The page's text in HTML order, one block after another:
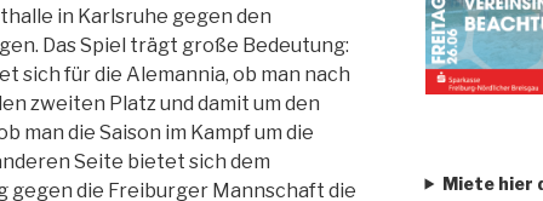
in Karlsruhe gegen den
Das Spiel trägt große Bedeutung:
sich für die Alemannia, ob man nach
zweiten Platz und damit um den
man die Saison im Kampf um die
Seite bietet sich dem
gegen die Freiburger Mannschaft die
Miete hier